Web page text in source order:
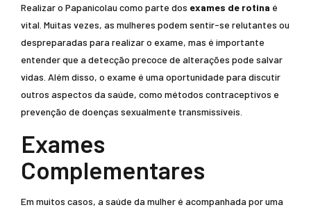
Realizar o Papanicolau como parte dos exames de rotina é
vital. Muitas vezes, as mulheres podem sentir-se relutantes ou
despreparadas para realizar o exame, mas é importante
entender que a detecção precoce de alterações pode salvar
vidas. Além disso, o exame é uma oportunidade para discutir
outros aspectos da saúde, como métodos contraceptivos e
prevenção de doenças sexualmente transmissíveis.
Exames
Complementares
Em muitos casos, a saúde da mulher é acompanhada por uma